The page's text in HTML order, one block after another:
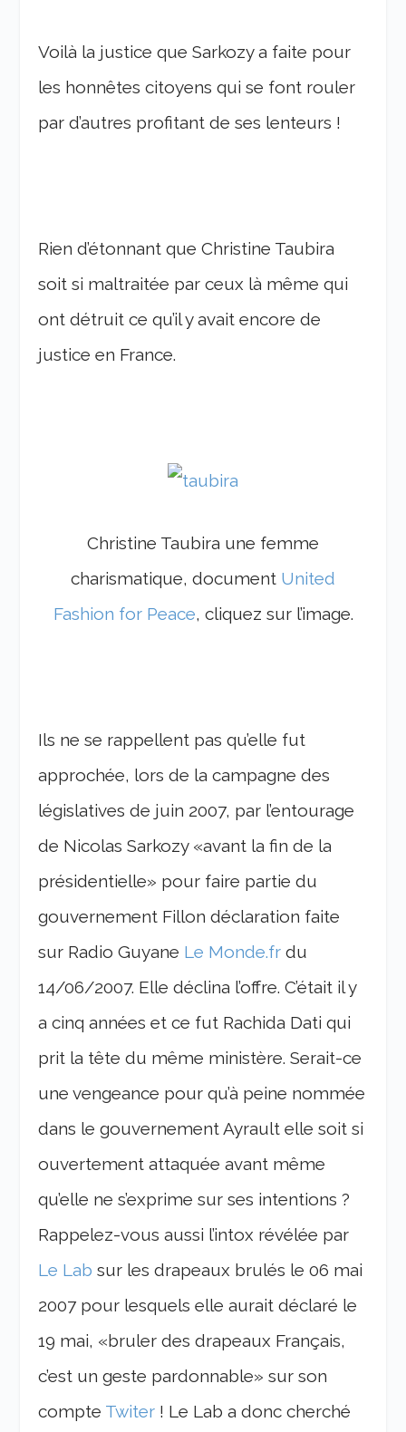
Voilà la justice que Sarkozy a faite pour
les honnêtes citoyens qui se font rouler
par d’autres profitant de ses lenteurs !
Rien d’étonnant que Christine Taubira
soit si maltraitée par ceux là même qui
ont détruit ce qu’il y avait encore de
justice en France.
Christine Taubira une femme
charismatique, document United
Fashion for Peace, cliquez sur l’image.
Ils ne se rappellent pas qu’elle fut
approchée, lors de la campagne des
législatives de juin 2007, par l’entourage
de Nicolas Sarkozy «avant la fin de la
présidentielle» pour faire partie du
gouvernement Fillon déclaration faite
sur Radio Guyane Le Monde.fr du
14/06/2007. Elle déclina l’offre. C’était il y
a cinq années et ce fut Rachida Dati qui
prit la tête du même ministère. Serait-ce
une vengeance pour qu’à peine nommée
dans le gouvernement Ayrault elle soit si
ouvertement attaquée avant même
qu’elle ne s’exprime sur ses intentions ?
Rappelez-vous aussi l’intox révélée par
Le Lab sur les drapeaux brulés le 06 mai
2007 pour lesquels elle aurait déclaré le
19 mai, «bruler des drapeaux Français,
c’est un geste pardonnable» sur son
compte Twiter ! Le Lab a donc cherché